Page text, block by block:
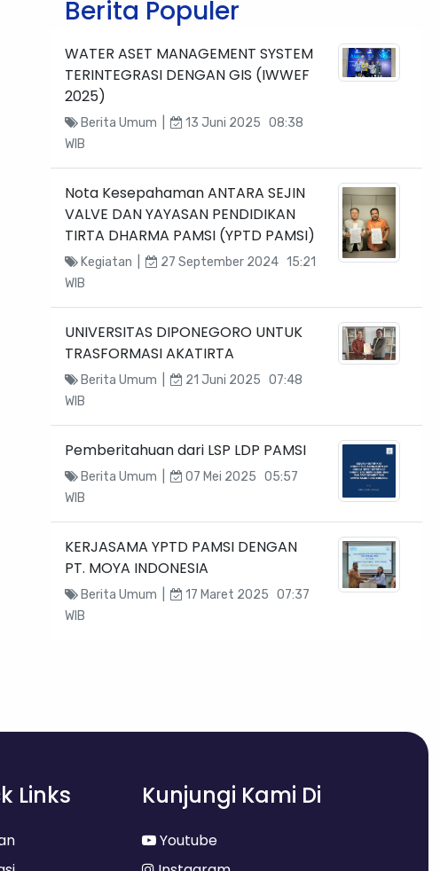
Berita Populer
WATER ASET MANAGEMENT SYSTEM
TERINTEGRASI DENGAN GIS (IWWEF
2025)
Berita Umum |
13 Juni 2025 08:38
WIB
Nota Kesepahaman ANTARA SEJIN
VALVE DAN YAYASAN PENDIDIKAN
TIRTA DHARMA PAMSI (YPTD PAMSI)
Kegiatan |
27 September 2024 15:21
WIB
UNIVERSITAS DIPONEGORO UNTUK
TRASFORMASI AKATIRTA
Berita Umum |
21 Juni 2025 07:48
WIB
Pemberitahuan dari LSP LDP PAMSI
Berita Umum |
07 Mei 2025 05:57
WIB
KERJASAMA YPTD PAMSI DENGAN
PT. MOYA INDONESIA
Berita Umum |
17 Maret 2025 07:37
WIB
Links Kunjungi Kami Di
Youtube